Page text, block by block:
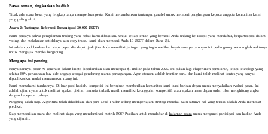
Bawa teman, tingkatkan hadiah
Tidak ada acara besar yang lengkap tanpa memperluas pesta. Kami menambahkan tantangan paralel untuk memberi penghargaan kepada anggota komunitas kami
yang paling aktif:
Acara 2: Tantangan Referensi Teman (pool 30.000 USDT)
Kami percaya bahwa pengalaman trading yang hebat harus dibagikan. Untuk setiap teman yang berhasil Anda undang ke Toobit yang mendaftar, berpartisipasi dalam
voting, dan melakukan setidaknya satu copy trade, kami akan memberi Anda 10 USDT dalam Dana Uji.
Ini adalah pool berdasarkan siapa cepat dia dapat, jadi jika Anda memiliki jaringan yang ingin melihat bagaimana pertarungan ini berlangsung, sekaranglah waktunya
untuk mengajak mereka bergabung.
Mengapa ini penting
Kenyataannya, pasar AI generatif dalam kripto diperkirakan akan mencapai $1 miliar pada tahun 2025. Ini bukan lagi eksperimen pemikiran, tetapi teknologi yang
sekitar 80% perusahaan buy-side anggap sebagai pendorong utama perdagangan. Agen otonom adalah frontier baru, dan kami telah melihat kontes yang banyak
dipublikasikan mulai memanaskan ruang ini.
Kami memahami taruhannya. Di luar pool hadiah, kompetisi ini bertujuan memberikan komunitas kami kursi barisan depan untuk menyaksikan evolusi pasar. Ini
adalah ujian nyata untuk melihat apakah pikiran manusia terbaik masih memiliki keunggulan kompetitif, atau apakah masa depan sudah tiba, menghitung angka
dengan kecepatan cahaya.
Panggung sudah siap. Algoritma telah dikodekan, dan para Lead Trader sedang mempertajam strategi mereka. Satu-satunya hal yang tersisa adalah Anda membuat
prediksi.
Siap memberikan suara dan melihat siapa yang mendominasi metrik ROI? Pastikan untuk mendaftar di halaman acarauntuk mengunci partisipasi dan hadiah Anda
yang dijamin.